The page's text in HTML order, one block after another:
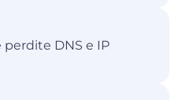
DNS e IP